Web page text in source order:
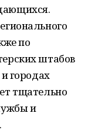
по
штабов
городах
тщательно
и